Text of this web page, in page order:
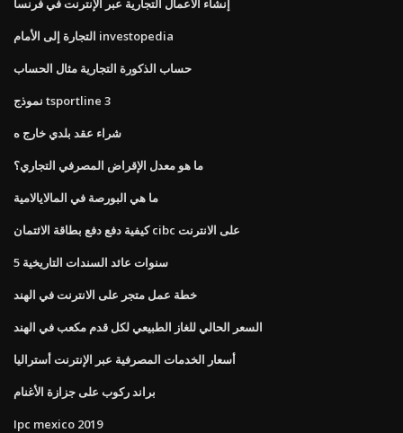
إنشاء الأعمال التجارية عبر الإنترنت في فرنسا
التجارة إلى الأمام investopedia
حساب الذكورة التجارية مثال الحساب
نموذج tsportline 3
شراء عقد بلدي خارج ه
ما هو معدل الإقراض المصرفي التجاري؟
ما هي البورصة في المالايالامية
كيفية دفع دفع بطاقة الائتمان cibc على الانترنت
5 سنوات عائد السندات التاريخية
خطة عمل متجر على الانترنت في الهند
السعر الحالي للغاز الطبيعي لكل قدم مكعب في الهند
أسعار الخدمات المصرفية عبر الإنترنت أستراليا
براند ركوب على جزازة الأغنام
Ipc mexico 2019